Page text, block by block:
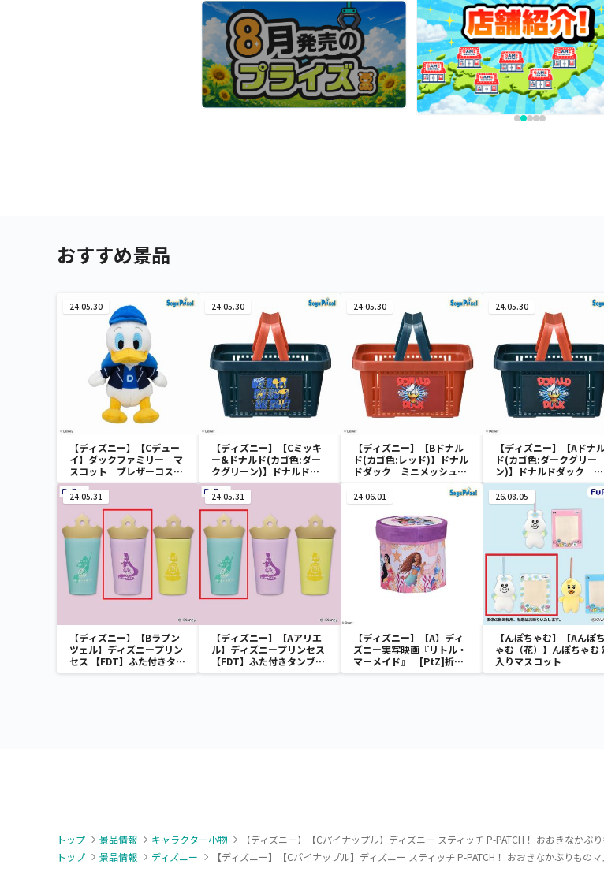
おすすめ景品
24.05.30
【ディズニー】【Cデュー
イ】ダックファミリー マ
スコット ブレザーコスチ
ューム
24.05.30
【ディズニー】【Cミッキ
ー&ドナルド(カゴ色:ダー
クグリーン)】ドナルドダ
ック ミニメッシュカゴ
24.05.30
【ディズニー】【Bドナル
ド(カゴ色:レッド)】ドナル
ドダック ミニメッシュカ
24.05.30
【ディズニー】【Aドナ
ド(カゴ色:ダークグリー
ン)】ドナルドダック ミ
ニメッシュカゴ
24.05.31
【ディズニー】【Bラプン
ツェル】ディズニープリン
セス 【FDT】ふた付きタン
ブラー
24.05.31
【ディズニー】【Aアリエ
ル】ディズニープリンセス
【FDT】ふた付きタンブラ
ー
24.06.01
【ディズニー】【A】ディ
ズニー実写映画『リトル・
マーメイド』 [PtZ]折り
畳みボックスチェアー
26.08.05
【んぽちゃむ】【Aんぽち
ゃむ（花）】んぽちゃむ
入りマスコット
トップ 景品情報 キャラクター小物
【ディズニー】【Cパイナップル】ディズニー スティッチ P-PATCH！ おおきなかぶ
トップ
景品情報 ディズニー 【ディズニー】【Cパイナップル】ディズニー スティッチ P-PATCH！ おおきなかぶりもの